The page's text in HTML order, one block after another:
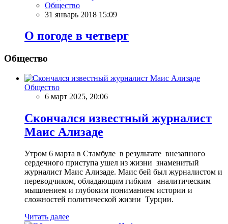
Общество
31 январь 2018 15:09
О погоде в четверг
Общество
Общество
6 март 2025, 20:06
Скончался известный журналист
Маис Ализаде
Утром 6 марта в Стамбуле в результате внезапного
сердечного приступа ушел из жизни знаменитый
журналист Маис Ализаде. Маис бей был журналистом и
переводчиком, обладающим гибким аналитическим
мышлением и глубоким пониманием истории и
сложностей политической жизни Турции.
Читать далее